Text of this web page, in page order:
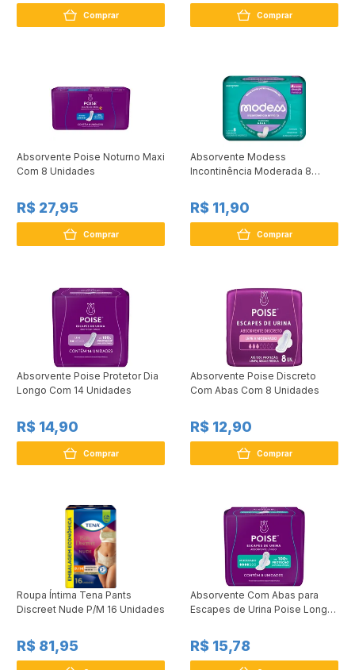
Comprar Comprar
Absorvente Poise Noturno Maxi
Com 8 Unidades
R$ 27,95
Comprar
Absorvente Modess
Incontinência Moderada 8
R$ 11,90
Comprar
Absorvente Poise Protetor Dia
Longo Com 14 Unidades
R$ 14,90
Comprar
Absorvente Poise Discreto
Com Abas Com 8 Unidades
R$ 12,90
Comprar
Roupa Íntima Tena Pants
Discreet Nude P/M 16 Unidades
R$ 81,95
Absorvente Com Abas para
Escapes de Urina Poise Longo
R$ 15,78